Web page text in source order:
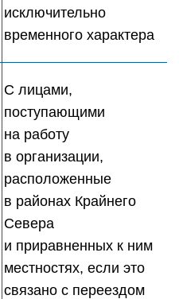
исключительно
временного характера
С лицами,
поступающими
на работу
в организации,
расположенные
в районах Крайнего
Севера
и приравненных к ним
местностях, если это
связано с переездом